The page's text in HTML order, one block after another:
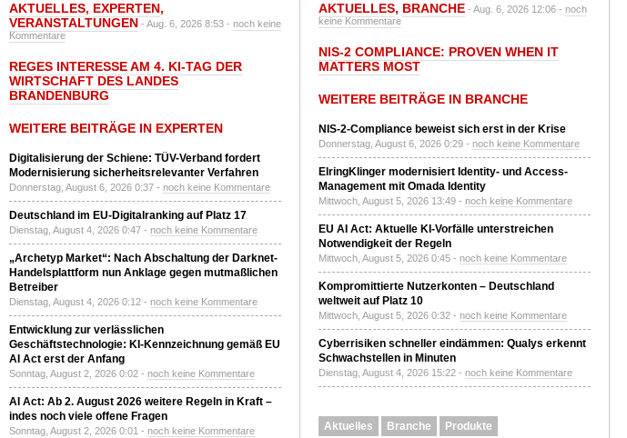
AKTUELLES, EXPERTEN,
VERANSTALTUNGEN - Aug. 6, 2026 8:53 - noch keine
Kommentare
REGES INTERESSE AM 4. KI-TAG DER
WIRTSCHAFT DES LANDES
BRANDENBURG
WEITERE BEITRÄGE IN EXPERTEN
Digitalisierung der Schiene: TÜV-Verband fordert
Modernisierung sicherheitsrelevanter Verfahren
Donnerstag, August 6, 2026 0:37 - noch keine Kommentare
Deutschland im EU-Digitalranking auf Platz 17
Dienstag, August 4, 2026 0:47 - noch keine Kommentare
„Archetyp Market“: Nach Abschaltung der Darknet-
Handelsplattform nun Anklage gegen mutmaßlichen
Betreiber
Dienstag, August 4, 2026 0:12 - noch keine Kommentare
Entwicklung zur verlässlichen
Geschäftstechnologie: KI-Kennzeichnung gemäß EU
AI Act erst der Anfang
Sonntag, August 2, 2026 0:02 - noch keine Kommentare
AI Act: Ab 2. August 2026 weitere Regeln in Kraft –
indes noch viele offene Fragen
Sonntag, August 2, 2026 0:01 - noch keine Kommentare
AKTUELLES, BRANCHE - Aug. 6, 2026 12:06 - noch
keine Kommentare
NIS-2 COMPLIANCE: PROVEN WHEN IT
MATTERS MOST
WEITERE BEITRÄGE IN BRANCHE
NIS-2-Compliance beweist sich erst in der Krise
Donnerstag, August 6, 2026 0:29 - noch keine Kommentare
ElringKlinger modernisiert Identity- und Access-
Management mit Omada Identity
Mittwoch, August 5, 2026 13:49 - noch keine Kommentare
EU AI Act: Aktuelle KI-Vorfälle unterstreichen
Notwendigkeit der Regeln
Mittwoch, August 5, 2026 0:45 - noch keine Kommentare
Kompromittierte Nutzerkonten – Deutschland
weltweit auf Platz 10
Mittwoch, August 5, 2026 0:32 - noch keine Kommentare
Cyberrisiken schneller eindämmen: Qualys erkennt
Schwachstellen in Minuten
Dienstag, August 4, 2026 15:22 - noch keine Kommentare
Aktuelles Branche Produkte